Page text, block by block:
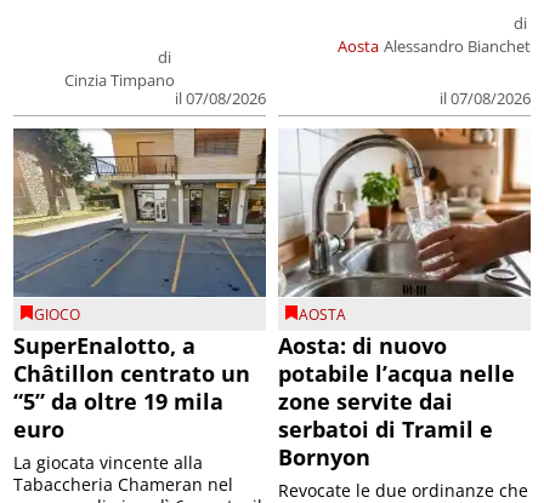
di
Cinzia Timpano
il 07/08/2026
Aosta
di
Alessandro Bianchet
il 07/08/2026
GIOCO
SuperEnalotto, a
Châtillon centrato un
“5” da oltre 19 mila
euro
La giocata vincente alla
Tabaccheria Chameran nel
AOSTA
Aosta: di nuovo
potabile l’acqua nelle
zone servite dai
serbatoi di Tramil e
Bornyon
Revocate le due ordinanze che